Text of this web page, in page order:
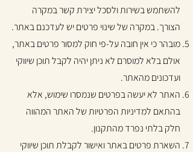
להשתמש בשירות ולסכל יצירת קשר במקרה
הצורך. במקרה של שינוי פרטים יש לעדכנם באתר.
מובהר כי אין חובה על-פי חוק למסור פרטים באתר,
אולם בלא למוסרם לא ניתן יהיה לקבל תוכן שיווקי
ועדכונים מהאתר.
האתר לא יעשה בפרטים שנמסרו שימוש, אלא
בהתאם למדיניות הפרטיות של האתר המהווה
חלק בלתי נפרד מהתקנון.
השארת פרטים באתר ואישור לקבלת תוכן שיווקי